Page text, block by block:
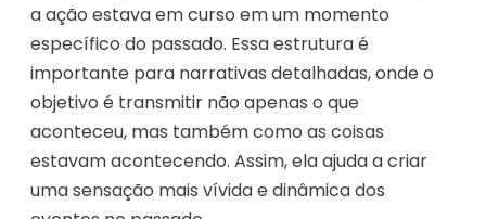
a ação estava em curso em um momento
específico do passado. Essa estrutura é
importante para narrativas detalhadas, onde o
objetivo é transmitir não apenas o que
aconteceu, mas também como as coisas
estavam acontecendo. Assim, ela ajuda a criar
uma sensação mais vívida e dinâmica dos